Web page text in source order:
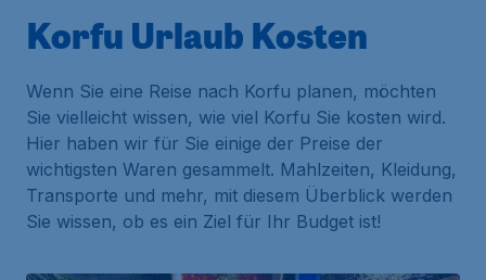
Korfu Urlaub Kosten
Wenn Sie eine Reise nach Korfu planen, möchten
Sie vielleicht wissen, wie viel Korfu Sie kosten wird.
Hier haben wir für Sie einige der Preise der
wichtigsten Waren gesammelt. Mahlzeiten, Kleidung,
Transporte und mehr, mit diesem Überblick werden
Sie wissen, ob es ein Ziel für Ihr Budget ist!